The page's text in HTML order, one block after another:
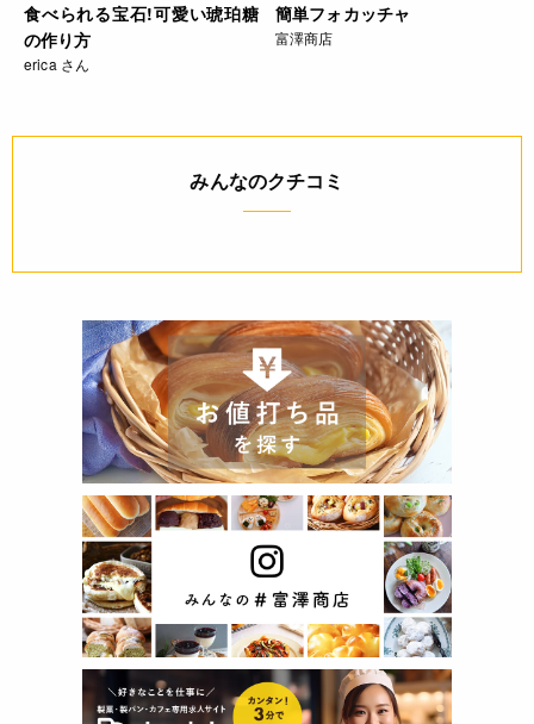
食べられる宝石!可愛い琥珀糖
の作り方
erica さん
簡単フォカッチャ
富澤商店
みんなのクチコミ